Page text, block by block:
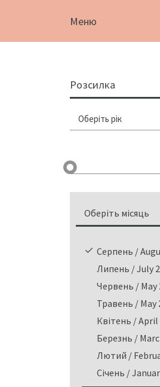
Меню
Розсилка
Оберіть рік
Оберіть місяць
Серпень /
Липень / July
Червень / May
Травень / May
Квітень / April
Березнь /
Лютий /
Січень /